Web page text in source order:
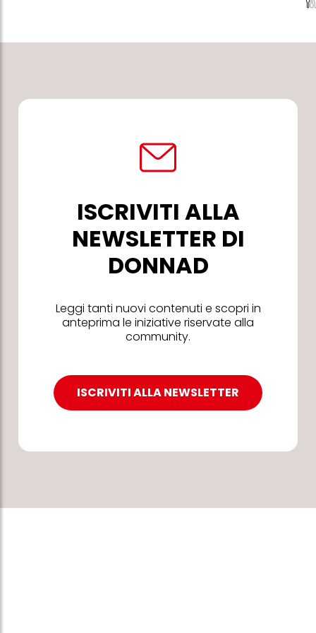
ISCRIVITI ALLA
NEWSLETTER DI
DONNAD
Leggi tanti nuovi contenuti e scopri in
anteprima le iniziative riservate alla
community.
ISCRIVITI ALLA NEWSLETTER